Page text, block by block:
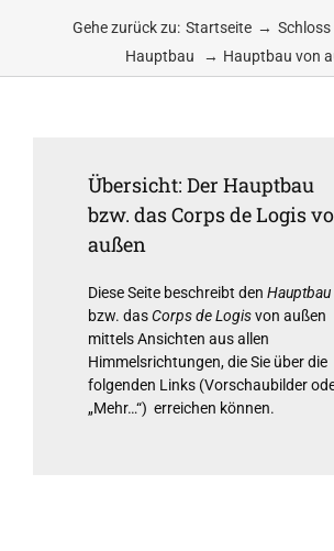
Gehe zurück zu: Startseite
Schloss
Hauptbau
Hauptbau von
Übersicht: Der Hauptbau
bzw. das Corps de Logis
außen
Diese Seite beschreibt den Hauptbau
bzw. dasCorps de Logisvon außen
mittels Ansichten aus allen
Himmelsrichtungen, die Sie über die
folgenden Links (Vorschaubilder
„Mehr…“) erreichen können.